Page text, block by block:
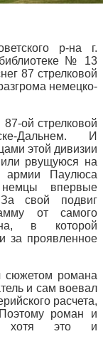
р-на г.
№ 13
87 стрелковой
немецко-
ой стрелковой
Дальнем. И
этой дивизии
рвущуюся на
армии Паулюса
впервые
свой подвиг
от самого
в которой
за проявленное
сюжетом романа
и сам воевал
расчета,
роман и
хотя это и